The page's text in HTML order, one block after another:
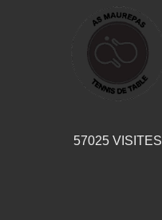
57025VISITES